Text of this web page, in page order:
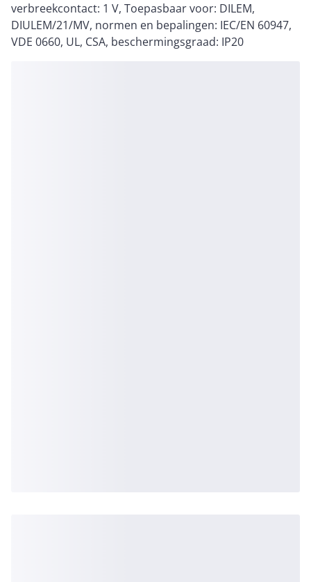
verbreekcontact: 1 V, Toepasbaar voor: DILEM,
DIULEM/21/MV, normen en bepalingen: IEC/EN 60947,
VDE 0660, UL, CSA, beschermingsgraad: IP20